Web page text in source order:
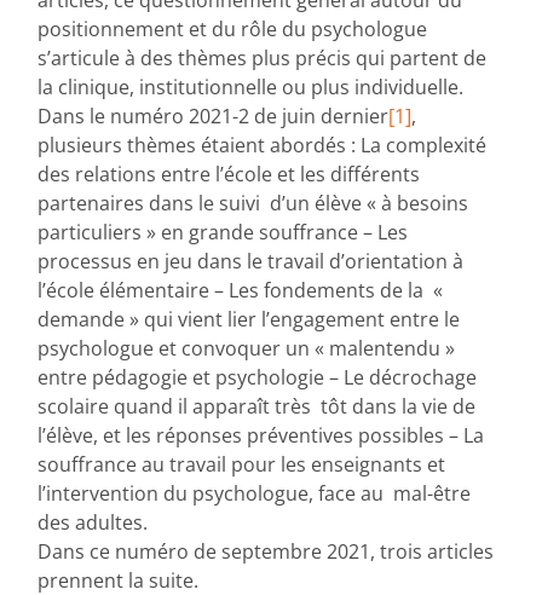
positionnement et du rôle du psychologue
s’articule à des thèmes plus précis qui partent de
la clinique, institutionnelle ou plus individuelle.
Dans le numéro 2021-2 de juin dernier[1],
plusieurs thèmes étaient abordés : La complexité
des relations entre l’école et les différents
partenaires dans le suivi d’un élève « à besoins
particuliers » en grande souffrance – Les
processus en jeu dans le travail d’orientation à
l’école élémentaire – Les fondements de la «
demande » qui vient lier l’engagement entre le
psychologue et convoquer un « malentendu »
entre pédagogie et psychologie – Le décrochage
scolaire quand il apparaît très tôt dans la vie de
l’élève, et les réponses préventives possibles – La
souffrance au travail pour les enseignants et
l’intervention du psychologue, face au mal-être
des adultes.
Dans ce numéro de septembre 2021, trois articles
prennent la suite.